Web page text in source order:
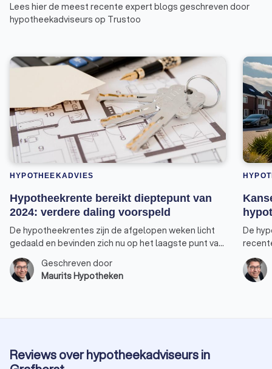
Lees hier de meest recente expert blogs geschreven door
hypotheekadviseurs op Trustoo
HYPOTHEEKADVIES
Hypotheekrente bereikt dieptepunt van
2024: verdere daling voorspeld
De hypotheekrentes zijn de afgelopen weken licht
gedaald en bevinden zich nu op het laagste punt van
2024. Vooral de rentepercentages voor 30, 20 en 10
jaar-vast bereikten een nieuw dieptepunt. De rente
voor 10 jaar vast, de populairste keuze onder
Geschreven door
Maurits Hypotheken
De
Reviews over hypotheekadviseurs in